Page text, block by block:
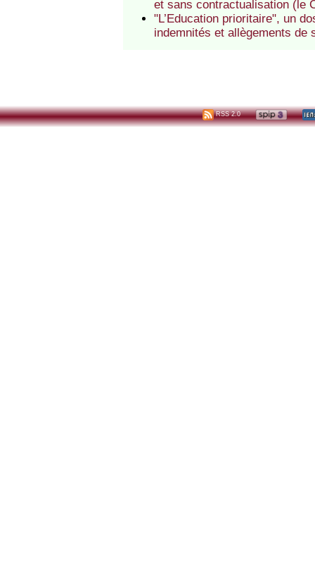
et sans contractualisation (le
"L’Education prioritaire", un
indemnités et allègements de
RSS 2.0